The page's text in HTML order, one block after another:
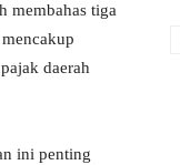
membahas tiga
daerah
ini penting